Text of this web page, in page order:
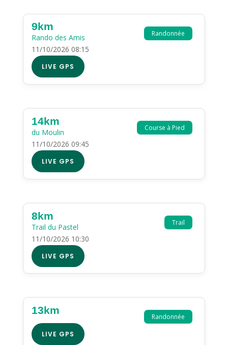
Randonnée
9km
Rando des Amis
11/10/2026 08:15
LIVE GPS
Course à Pied
14km
du Moulin
11/10/2026 09:45
LIVE GPS
Trail
8km
Trail du Pastel
11/10/2026 10:30
LIVE GPS
Randonnée
13km
LIVE GPS